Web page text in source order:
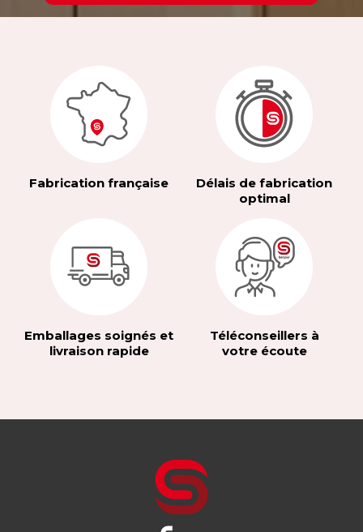
Fabrication française
Délais de fabrication
optimal
Emballages soignés et
livraison rapide
Téléconseillers à
votre écoute